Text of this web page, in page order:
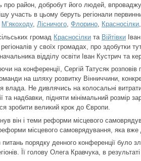
про район, добробут його людей,
участь в цьому беруть регіонали
М’якоходу, Лісничого, Флорино, Красносілки,
громад Красносілки та Війтівки
регіоналів у своїх громадах, про здобутки
відділу освіти Іван Кустрич та
на конференції, Сергій Татусяк розповів
на шляху розвитку Вінниччини,
влада. Не дивлячись на колосальні
та надбавки, підняти мінімальний розмір
зробити великий крок до Європи.
він і теми реформи місцевого
місцевого самоврядування, яка вже
порядку денного конференції було
Її голову Олега Кравчука, в